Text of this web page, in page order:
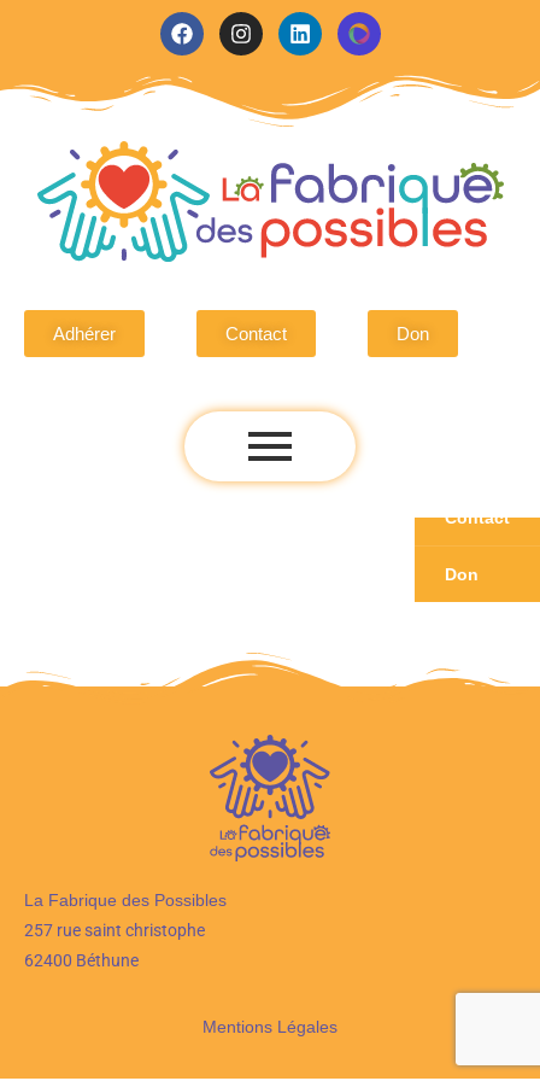
Adhérer Contact Don
La Fabrique des Possibles
257 rue saint christophe
62400 Béthune
Mentions Légales
Contact
Don